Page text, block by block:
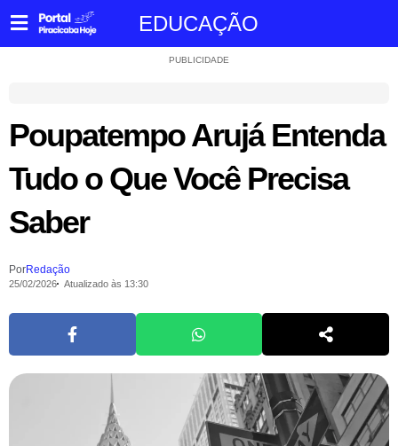
EDUCAÇÃO
PUBLICIDADE
Poupatempo Arujá Entenda
Tudo o Que Você Precisa
Saber
PorRedação
25/02/2026 Atualizado às 13:30